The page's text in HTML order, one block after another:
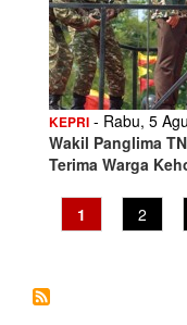
KEPRI - Rabu, 5
Wakil Panglima
Terima Warga
Pagination
Current
page
1 Page
2